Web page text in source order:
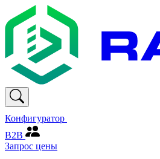
Конфигуратор
В2В
Запрос цены